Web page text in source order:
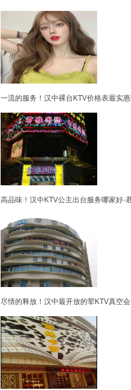
一流的服务！汉中裸台KTV价格表最实
高品味！汉中KTV公主出台服务哪家好-
尽情的释放！汉中最开放的荤KTV真空